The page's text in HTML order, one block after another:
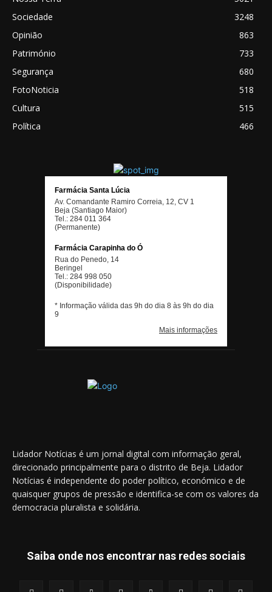
Sociedade
3248
Opinião
863
Património
733
Segurança
680
FotoNoticia
518
Cultura
515
Política
466
Lidador Notícias é um jornal digital com informação geral,
direcionado principalmente para o distrito de Beja. Lidador
Notícias é independente do poder político, económico e de
quaisquer grupos de pressão e identifica-se com os valores da
democracia pluralista e solidária.
Saiba onde nos encontrar nas redes sociais